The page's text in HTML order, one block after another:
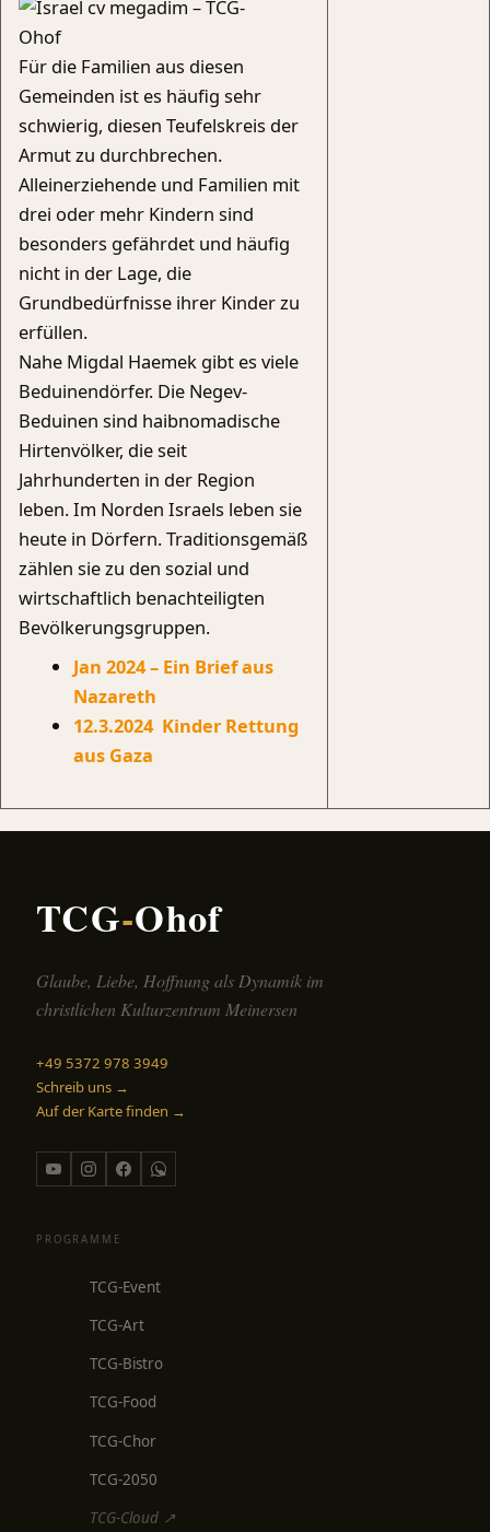
Für die Familien aus diesen
Gemeinden ist es häufig sehr
schwierig, diesen Teufelskreis der
Armut zu durchbrechen.
Alleinerziehende und Familien mit
drei oder mehr Kindern sind
besonders gefährdet und häufig
nicht in der Lage, die
Grundbedürfnisse ihrer Kinder zu
erfüllen.
Nahe Migdal Haemek gibt es viele
Beduinendörfer. Die Negev-
Beduinen sind haibnomadische
Hirtenvölker, die seit
Jahrhunderten in der Region
leben. Im Norden Israels leben sie
heute in Dörfern. Traditionsgemäß
zählen sie zu den sozial und
wirtschaftlich benachteiligten
Bevölkerungsgruppen.
Jan 2024 – Ein Brief aus
Nazareth
12.3.2024 Kinder Rettung
aus Gaza
TCG-Ohof
Glaube, Liebe, Hoffnung als Dynamik im
christlichen Kulturzentrum Meinersen
+49 5372 978 3949
Schreib uns →
Auf der Karte finden →
PROGRAMME
TCG-Event
TCG-Art
TCG-Bistro
TCG-Food
TCG-Chor
TCG-2050
TCG-Cloud ↗